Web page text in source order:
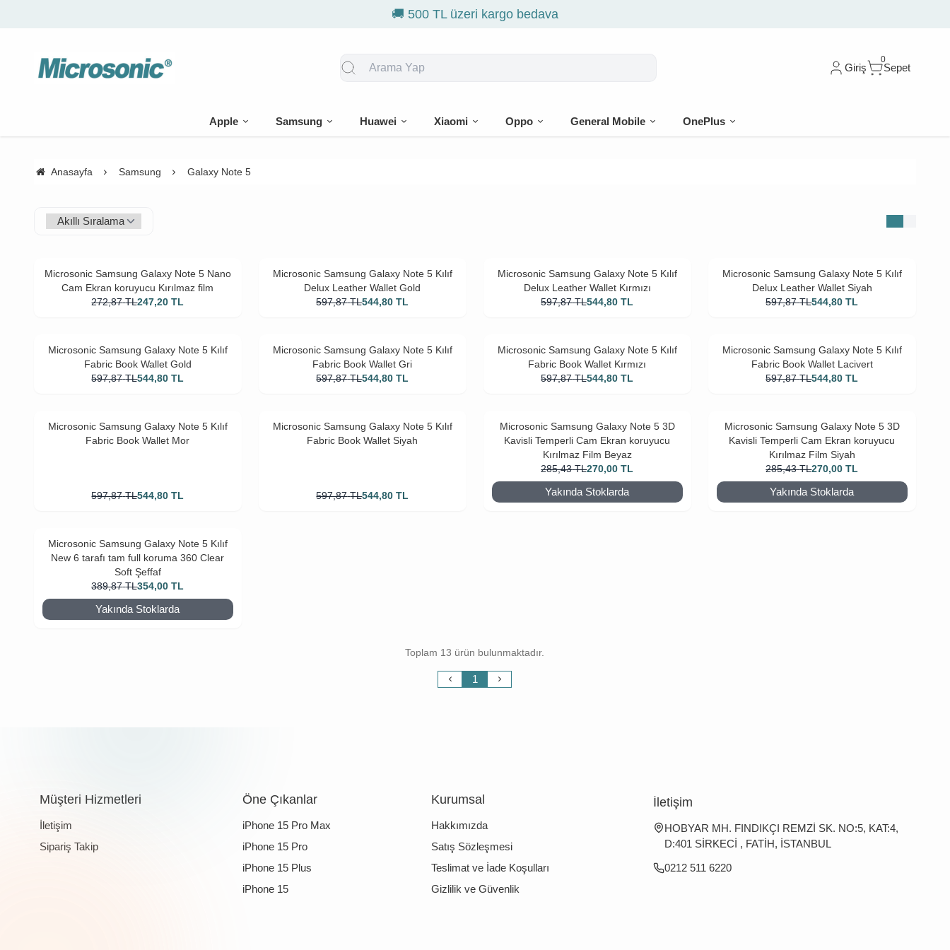
🚚 500 TL üzeri kargo bedava
Giriş
0
Sepet
Apple Samsung Huawei Xiaomi Oppo General Mobile OnePlus
Anasayfa Samsung Galaxy Note 5
Microsonic Samsung Galaxy Note 5 Nano
Cam Ekran koruyucu Kırılmaz film
272,87 TL247,20 TL
Microsonic Samsung Galaxy Note 5 Kılıf
Delux Leather Wallet Gold
597,87 TL544,80 TL
Microsonic Samsung Galaxy Note 5 Kılıf
Delux Leather Wallet Kırmızı
597,87 TL544,80 TL
Microsonic Samsung Galaxy Note 5 Kılıf
Delux Leather Wallet Siyah
597,87 TL544,80 TL
Microsonic Samsung Galaxy Note 5 Kılıf
Fabric Book Wallet Gold
597,87 TL544,80 TL
Microsonic Samsung Galaxy Note 5 Kılıf
Fabric Book Wallet Gri
597,87 TL544,80 TL
Microsonic Samsung Galaxy Note 5 Kılıf
Fabric Book Wallet Kırmızı
597,87 TL544,80 TL
Microsonic Samsung Galaxy Note 5 Kılıf
Fabric Book Wallet Lacivert
597,87 TL544,80 TL
Microsonic Samsung Galaxy Note 5 Kılıf
Fabric Book Wallet Mor
597,87 TL544,80 TL
Microsonic Samsung Galaxy Note 5 Kılıf
Fabric Book Wallet Siyah
597,87 TL544,80 TL
Microsonic Samsung Galaxy Note 5 3D
Kavisli Temperli Cam Ekran koruyucu
Kırılmaz Film Beyaz
285,43 TL270,00 TL
Yakında Stoklarda
Microsonic Samsung Galaxy Note 5 3D
Kavisli Temperli Cam Ekran koruyucu
Kırılmaz Film Siyah
285,43 TL270,00 TL
Yakında Stoklarda
Microsonic Samsung Galaxy Note 5 Kılıf
New 6 tarafı tam full koruma 360 Clear
Soft Şeffaf
389,87 TL354,00 TL
Yakında Stoklarda
Toplam 13 ürün bulunmaktadır.
1
Müşteri Hizmetleri
İletişim
Sipariş Takip
Öne Çıkanlar
iPhone 15 Pro Max
iPhone 15 Pro
iPhone 15 Plus
iPhone 15
Kurumsal
Hakkımızda
Satış Sözleşmesi
Teslimat ve İade Koşulları
Gizlilik ve Güvenlik
İletişim
HOBYAR MH. FINDIKÇI REMZİ SK. NO:5, KAT:4,
D:401 SİRKECİ , FATİH, İSTANBUL
0212 511 6220